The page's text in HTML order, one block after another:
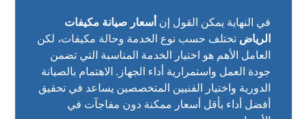
في النهاية يمكن القول إن أسعار صيانة مكيفات
الرياض تختلف حسب نوع الخدمة وحالة مكيفات، لكن
العامل الأهم هو اختيار الخدمة المناسبة التي تضمن
جودة العمل واستمرارية أداء الجهاز. الاهتمام بالصيانة
الدورية واختيار الفنيين المتخصصين يساعد في تحقيق
أفضل أداء بأقل أسعار ممكنة دون مفاجآت في